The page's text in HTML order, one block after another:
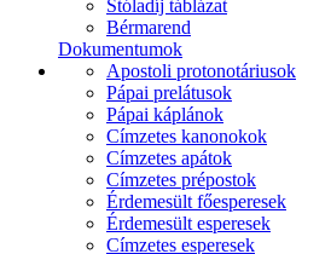
Stóladíj táblázat
Bérmarend
Dokumentumok
Apostoli protonotáriusok
Pápai prelátusok
Pápai káplánok
Címzetes kanonokok
Címzetes apátok
Címzetes prépostok
Érdemesült főesperesek
Érdemesült esperesek
Címzetes esperesek